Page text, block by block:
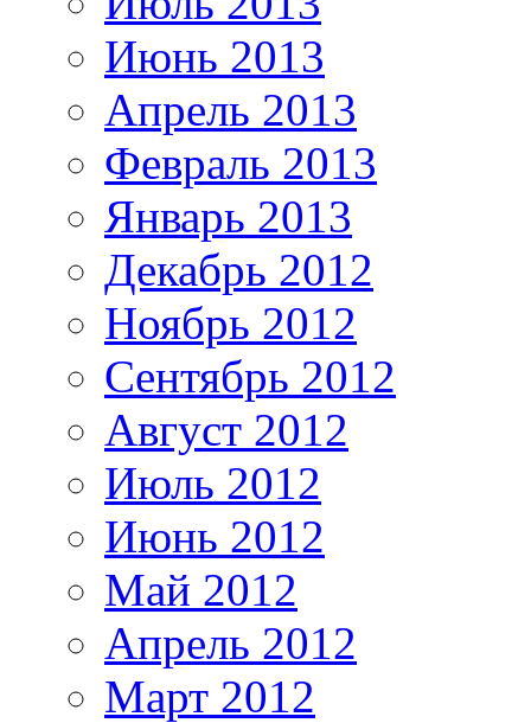
Июнь 2013
Апрель 2013
Февраль 2013
Январь 2013
Декабрь 2012
Ноябрь 2012
Сентябрь 2012
Август 2012
Июль 2012
Июнь 2012
Май 2012
Апрель 2012
Март 2012